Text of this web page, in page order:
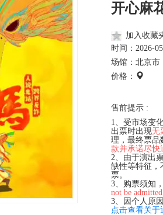
开心麻
加入收藏
时间： 2026-
场馆：北京市
价格：
售前提示 :
1、受市场变
出票时出现无
理，最终票品
款并承诺尽快
2、由于演出
缺性等特征，
票。
3、购票须知
not be
3、因个人原
点击查看关于